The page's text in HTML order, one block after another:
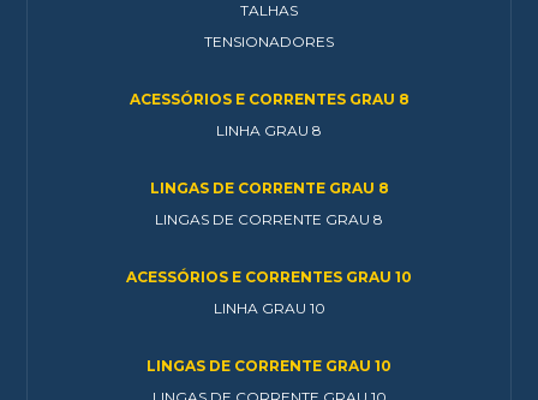
TALHAS
TENSIONADORES
ACESSÓRIOS E CORRENTES GRAU 8
LINHA GRAU 8
LINGAS DE CORRENTE GRAU 8
LINGAS DE CORRENTE GRAU 8
ACESSÓRIOS E CORRENTES GRAU 10
LINHA GRAU 10
LINGAS DE CORRENTE GRAU 10